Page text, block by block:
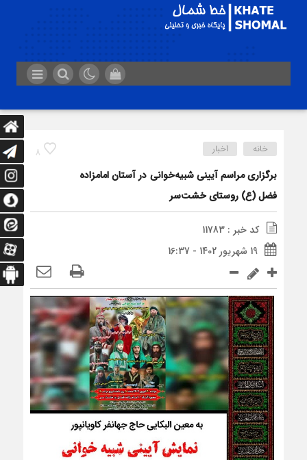
8 خانه اخبار
برگزاری مراسم آیینی شبیه‌خوانی در آستان امامزاده
فضل (ع) روستای خشت‌سر
کد خبر : 11783
19 شهریور 1402 - 16:37